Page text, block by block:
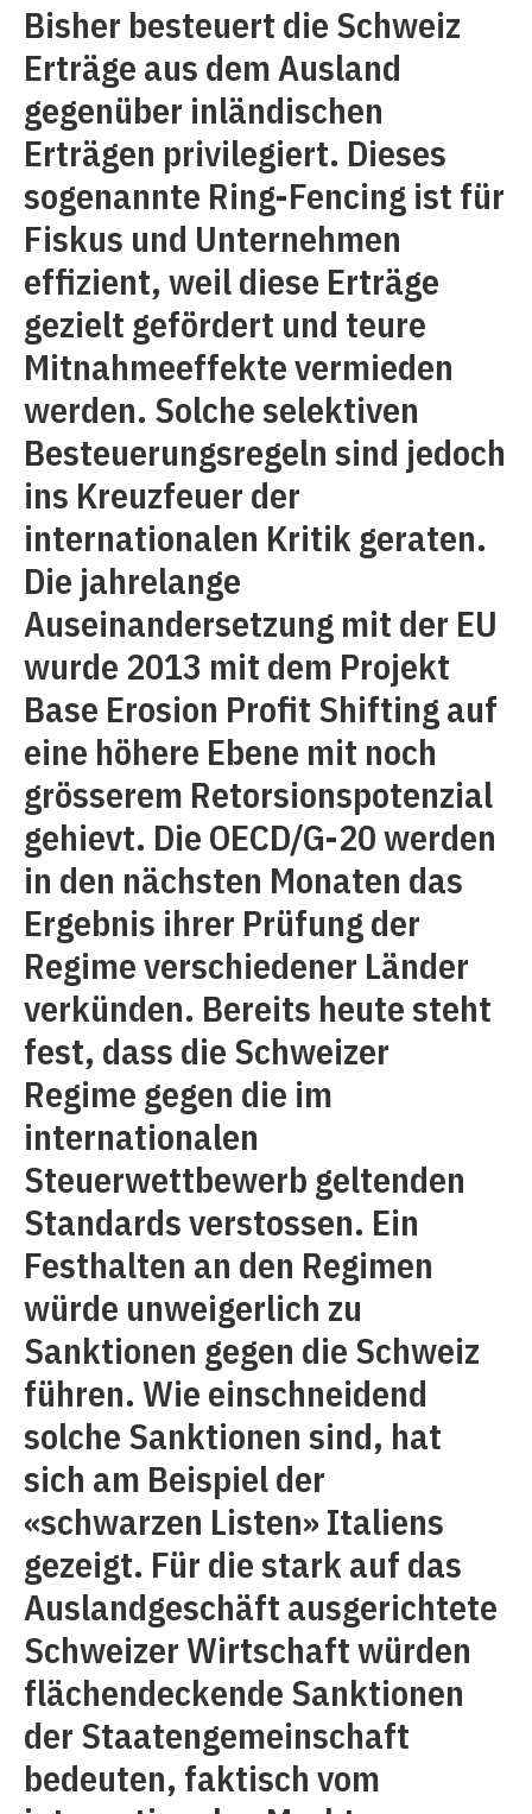
Bisher besteuert die Schweiz
Erträge aus dem Ausland
gegenüber inländischen
Erträgen privilegiert. Dieses
sogenannte Ring-Fencing ist für
Fiskus und Unternehmen
effizient, weil diese Erträge
gezielt gefördert und teure
Mitnahmeeffekte vermieden
werden. Solche selektiven
Besteuerungsregeln sind jedoch
ins Kreuzfeuer der
internationalen Kritik geraten.
Die jahrelange
Auseinandersetzung mit der EU
wurde 2013 mit dem Projekt
Base Erosion Profit Shifting auf
eine höhere Ebene mit noch
grösserem Retorsionspotenzial
gehievt. Die OECD/G-20 werden
in den nächsten Monaten das
Ergebnis ihrer Prüfung der
Regime verschiedener Länder
verkünden. Bereits heute steht
fest, dass die Schweizer
Regime gegen die im
internationalen
Steuerwettbewerb geltenden
Standards verstossen. Ein
Festhalten an den Regimen
würde unweigerlich zu
Sanktionen gegen die Schweiz
führen. Wie einschneidend
solche Sanktionen sind, hat
sich am Beispiel der
«schwarzen Listen» Italiens
gezeigt. Für die stark auf das
Auslandgeschäft ausgerichtete
Schweizer Wirtschaft würden
flächendeckende Sanktionen
der Staatengemeinschaft
bedeuten, faktisch vom